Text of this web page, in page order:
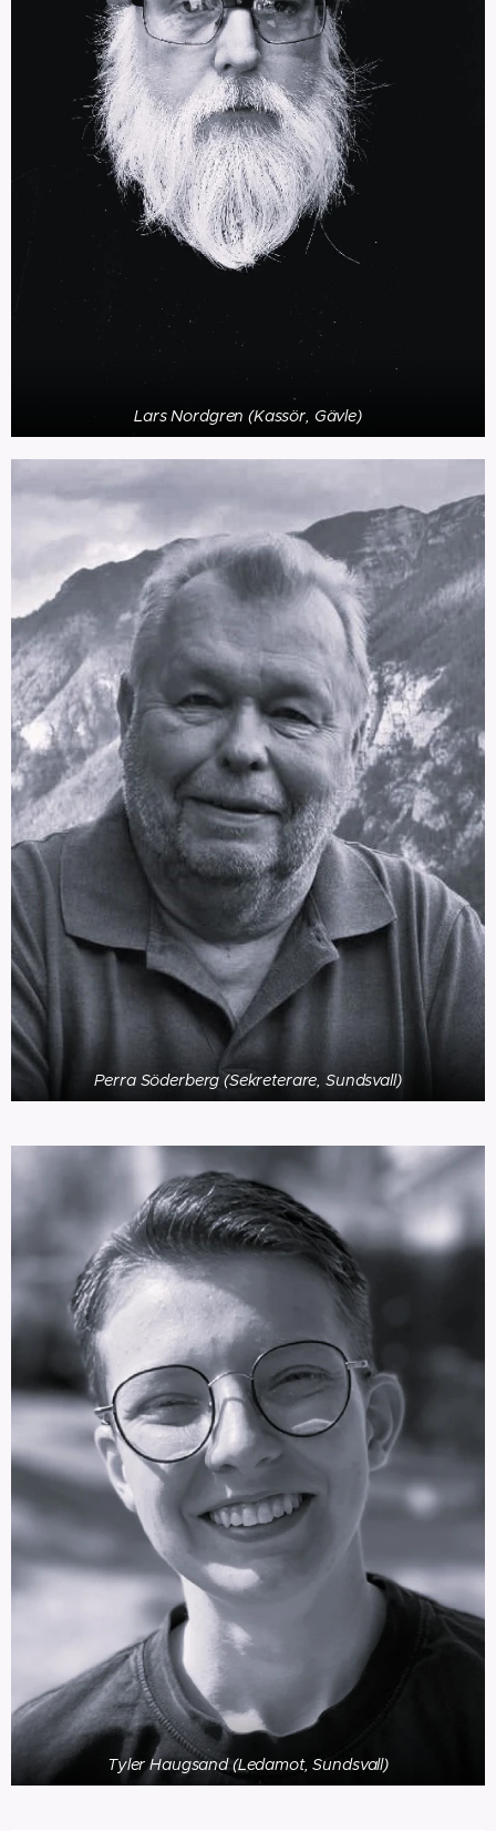
Lars Nordgren (Kassör, Gävle)
Perra Söderberg (Sekreterare, Sundsvall)
Tyler Haugsand (Ledamot, Sundsvall)